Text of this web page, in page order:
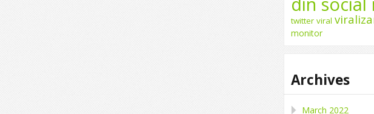
twitter viral
monitor
Archives
March 2022